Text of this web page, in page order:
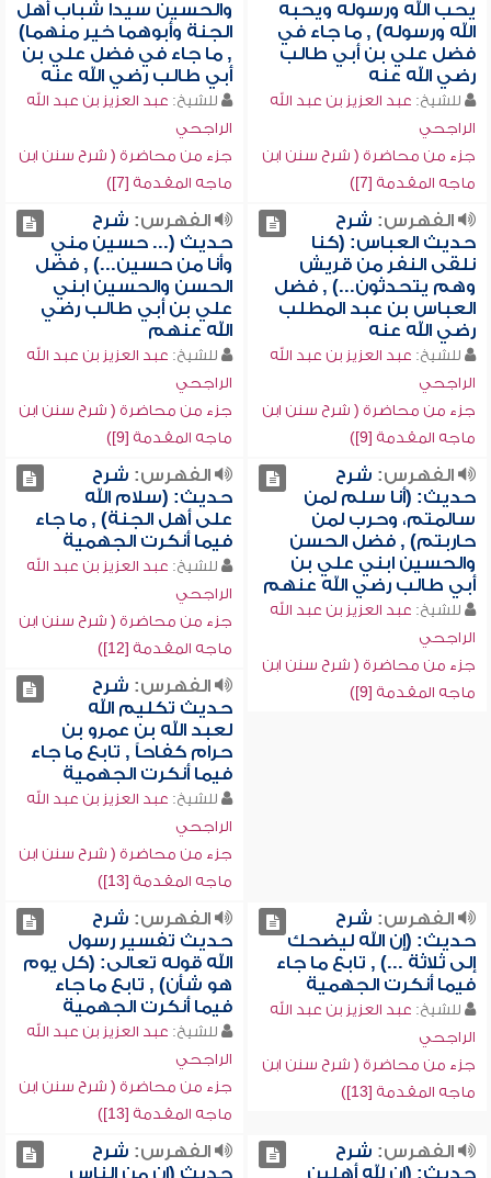
يحب الله ورسوله ويحبه
الله ورسوله) , ما جاء في
فضل علي بن أبي طالب
رضي الله عنه
للشيخ: عبد العزيز بن عبد الله
الراجحي
جزء من محاضرة ( شرح سنن ابن
ماجه المقدمة [7])
والحسين سيدا شباب أهل
الجنة وأبوهما خير منهما)
, ما جاء في فضل علي بن
أبي طالب رضي الله عنه
للشيخ: عبد العزيز بن عبد الله
الراجحي
جزء من محاضرة ( شرح سنن ابن
ماجه المقدمة [7])
الفهرس: شرح
حديث العباس: (كنا
نلقى النفر من قريش
وهم يتحدثون...) , فضل
العباس بن عبد المطلب
رضي الله عنه
للشيخ: عبد العزيز بن عبد الله
الراجحي
جزء من محاضرة ( شرح سنن ابن
ماجه المقدمة [9])
الفهرس: شرح
حديث (... حسين مني
وأنا من حسين...) , فضل
الحسن والحسين ابني
علي بن أبي طالب رضي
الله عنهم
للشيخ: عبد العزيز بن عبد الله
الراجحي
جزء من محاضرة ( شرح سنن ابن
ماجه المقدمة [9])
الفهرس: شرح
حديث: (أنا سلم لمن
سالمتم، وحرب لمن
حاربتم) , فضل الحسن
والحسين ابني علي بن
أبي طالب رضي الله عنهم
للشيخ: عبد العزيز بن عبد الله
الراجحي
جزء من محاضرة ( شرح سنن ابن
ماجه المقدمة [9])
الفهرس: شرح
حديث: (سلام الله
على أهل الجنة) , ما جاء
فيما أنكرت الجهمية
للشيخ: عبد العزيز بن عبد الله
الراجحي
جزء من محاضرة ( شرح سنن ابن
ماجه المقدمة [12])
الفهرس: شرح
حديث تكليم الله
لعبد الله بن عمرو بن
حرام كفاحاً , تابع ما جاء
فيما أنكرت الجهمية
للشيخ: عبد العزيز بن عبد الله
الراجحي
جزء من محاضرة ( شرح سنن ابن
ماجه المقدمة [13])
الفهرس: شرح
حديث: (إن الله ليضحك
إلى ثلاثة ...) , تابع ما جاء
فيما أنكرت الجهمية
للشيخ: عبد العزيز بن عبد الله
الراجحي
جزء من محاضرة ( شرح سنن ابن
ماجه المقدمة [13])
الفهرس: شرح
حديث تفسير رسول
الله قوله تعالى: (كل يوم
هو شأن) , تابع ما جاء
فيما أنكرت الجهمية
للشيخ: عبد العزيز بن عبد الله
الراجحي
جزء من محاضرة ( شرح سنن ابن
ماجه المقدمة [13])
الفهرس: شرح
حديث: (إن لله أهلين
الفهرس: شرح
حديث (إن من الناس